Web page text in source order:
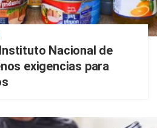
Nacional de
exigencias para